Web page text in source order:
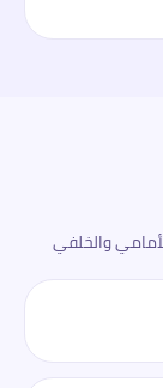
والخلفي